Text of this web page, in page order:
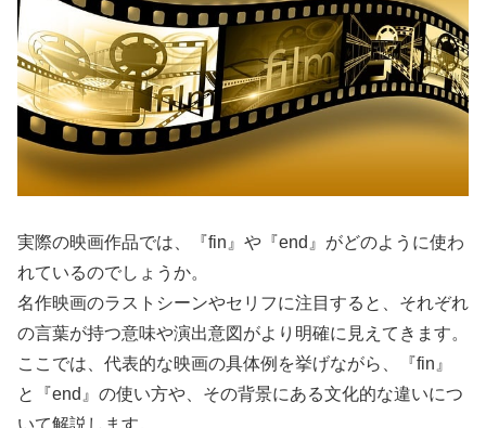
実際の映画作品では、『fin』や『end』がどのように使わ
れているのでしょうか。
名作映画のラストシーンやセリフに注目すると、それぞれ
の言葉が持つ意味や演出意図がより明確に見えてきます。
ここでは、代表的な映画の具体例を挙げながら、『fin』
と『end』の使い方や、その背景にある文化的な違いにつ
いて解説します。